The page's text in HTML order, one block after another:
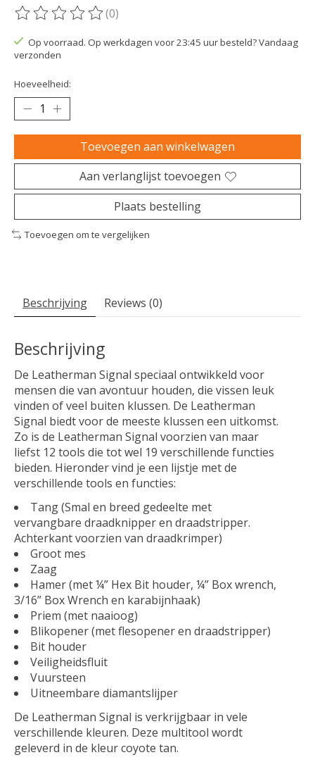
De beoordeling van dit product is
(0)
Op voorraad. Op werkdagen voor 23:45 uur besteld? Vandaag
verzonden
Hoeveelheid:
Toevoegen aan winkelwagen
Aan verlanglijst toevoegen
Plaats bestelling
Toevoegen om te vergelijken
Beschrijving Reviews (0)
Beschrijving
De Leatherman Signal speciaal ontwikkeld voor
mensen die van avontuur houden, die vissen leuk
vinden of veel buiten klussen. De Leatherman
Signal biedt voor de meeste klussen een uitkomst.
Zo is de Leatherman Signal voorzien van maar
liefst 12 tools die tot wel 19 verschillende functies
bieden. Hieronder vind je een lijstje met de
verschillende tools en functies:
Tang (Smal en breed gedeelte met
vervangbare draadknipper en draadstripper.
Achterkant voorzien van draadkrimper)
Groot mes
Zaag
Hamer (met ¼” Hex Bit houder, ¼” Box wrench,
3/16” Box Wrench en karabijnhaak)
Priem (met naaioog)
Blikopener (met flesopener en draadstripper)
Bit houder
Veiligheidsfluit
Vuursteen
Uitneembare diamantslijper
De Leatherman Signal is verkrijgbaar in vele
verschillende kleuren. Deze multitool wordt
geleverd in de kleur coyote tan.